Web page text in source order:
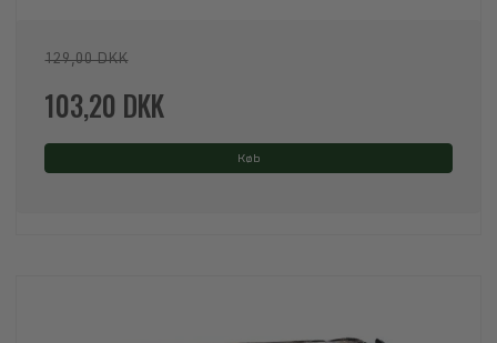
129,00 DKK
103,20 DKK
Køb